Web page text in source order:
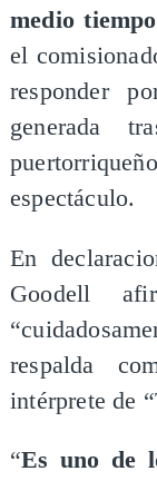
medio
el
responder
generada
espectáculo.
En
Goodell
respalda
intérprete de
“Es uno de